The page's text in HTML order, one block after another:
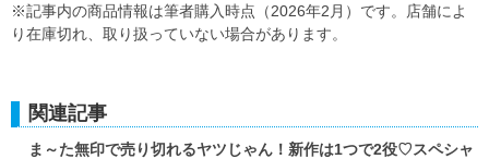
※記事内の商品情報は筆者購入時点（2026年2月）です。店舗によ
り在庫切れ、取り扱っていない場合があります。
関連記事
ま～た無印で売り切れるヤツじゃん！新作は1つで2役♡スペシャ